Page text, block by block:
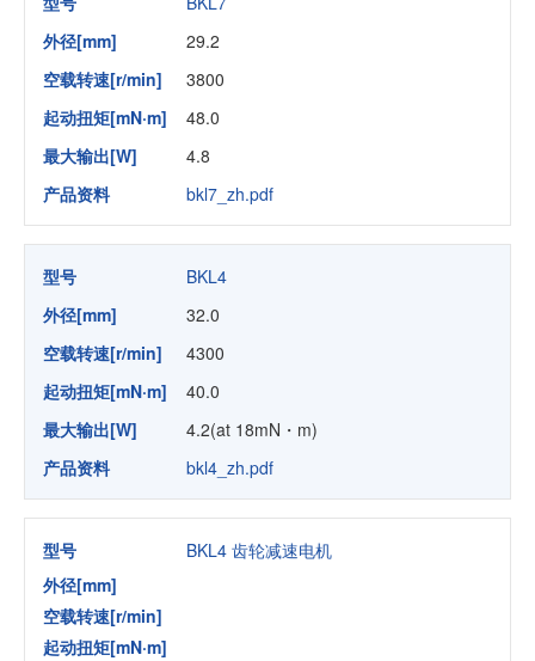
外径[mm]
29.2
空载转速[r/min]
3800
起动扭矩[mN·m]
48.0
最大输出[W]
4.8
产品资料
bkl7_zh.pdf
型号
BKL4
外径[mm]
32.0
空载转速[r/min]
4300
起动扭矩[mN·m]
40.0
最大输出[W]
4.2(at 18mN・m)
产品资料
bkl4_zh.pdf
型号
BKL4 齿轮减速电机
外径[mm]
空载转速[r/min]
起动扭矩[mN·m]